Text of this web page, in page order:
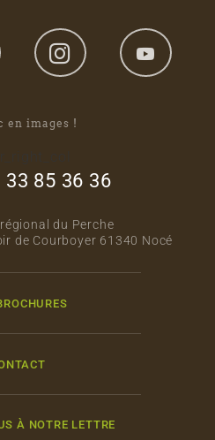
en images !
85 36 36
du Perche
de Courboyer 61340 Nocé
À NOTRE LETTRE